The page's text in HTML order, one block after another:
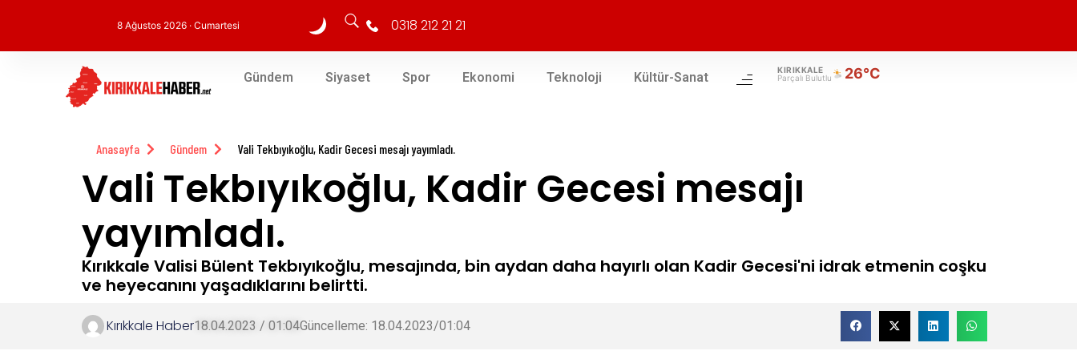
8 Ağustos 2026 · Cumartesi 0318 212 21 21
Gündem Siyaset Spor Ekonomi Teknoloji Kültür-Sanat
KIRIKKALE
Parçalı Bulutlu
26°C
Anasayfa Gündem Vali Tekbıyıkoğlu, Kadir Gecesi mesajı yayımladı.
Vali Tekbıyıkoğlu, Kadir Gecesi mesajı
yayımladı.
Kırıkkale Valisi Bülent Tekbıyıkoğlu, mesajında, bin aydan daha hayırlı olan Kadir Gecesi'ni idrak etmenin coşku
ve heyecanını yaşadıklarını belirtti.
Kırıkkale Haber18.04.2023 / 01:04Güncelleme: 18.04.2023/01:04